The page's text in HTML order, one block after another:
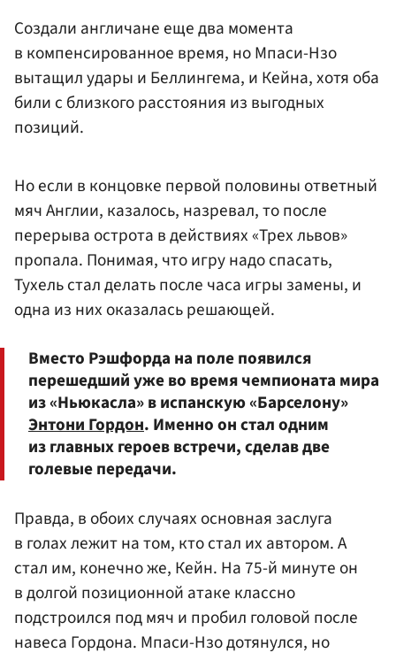
Создали англичане еще два момента
в компенсированное время, но Мпаси-Нзо
вытащил удары и Беллингема, и Кейна, хотя оба
били с близкого расстояния из выгодных
позиций.
Но если в концовке первой половины ответный
мяч Англии, казалось, назревал, то после
перерыва острота в действиях «Трех львов»
пропала. Понимая, что игру надо спасать,
Тухель стал делать после часа игры замены, и
одна из них оказалась решающей.
Вместо Рэшфорда на поле появился
перешедший уже во время чемпионата мира
из «Ньюкасла» в испанскую «Барселону»
Энтони Гордон. Именно он стал одним
из главных героев встречи, сделав две
голевые передачи.
Правда, в обоих случаях основная заслуга
в голах лежит на том, кто стал их автором. А
стал им, конечно же, Кейн. На 75-й минуте он
в долгой позиционной атаке классно
подстроился под мяч и пробил головой после
навеса Гордона. Мпаси-Нзо дотянулся, но